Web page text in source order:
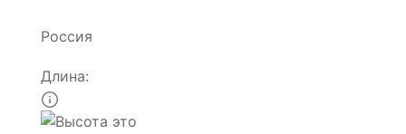
Россия
Длина: